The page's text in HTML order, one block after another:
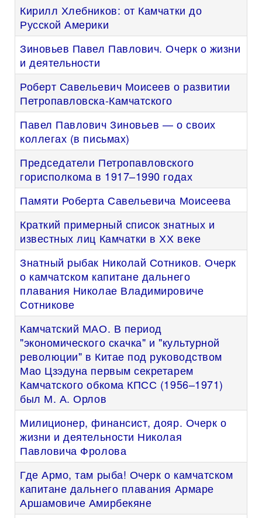
Кирилл Хлебников: от Камчатки до
Русской Америки
Зиновьев Павел Павлович. Очерк о жизни
и деятельности
Роберт Савельевич Моисеев о развитии
Петропавловска-Камчатского
Павел Павлович Зиновьев — о своих
коллегах (в письмах)
Председатели Петропавловского
горисполкома в 1917–1990 годах
Памяти Роберта Савельевича Моисеева
Краткий примерный список знатных и
известных лиц Камчатки в ХХ веке
Знатный рыбак Николай Сотников. Очерк
о камчатском капитане дальнего
плавания Николае Владимировиче
Сотникове
Камчатский МАО. В период
"экономического скачка" и "культурной
революции" в Китае под руководством
Мао Цзэдуна первым секретарем
Камчатского обкома КПСС (1956–1971)
был М. А. Орлов
Милиционер, финансист, дояр. Очерк о
жизни и деятельности Николая
Павловича Фролова
Где Армо, там рыба! Очерк о камчатском
капитане дальнего плавания Армаре
Аршамовиче Амирбекяне